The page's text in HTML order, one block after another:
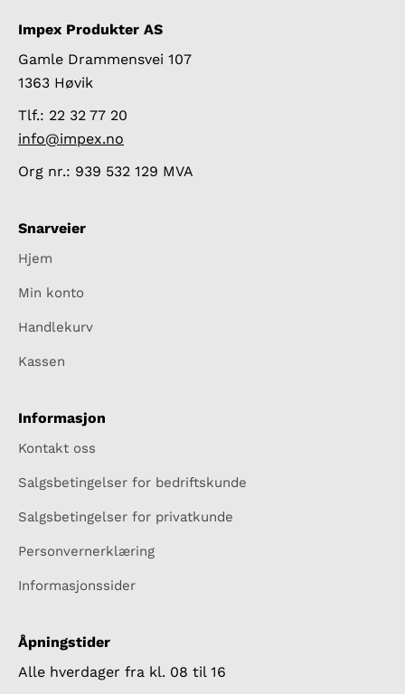
Impex Produkter AS
Gamle Drammensvei 107
1363 Høvik
Tlf.: 22 32 77 20
info@impex.no
Org nr.: 939 532 129 MVA
Snarveier
Hjem
Min konto
Handlekurv
Kassen
Informasjon
Kontakt oss
Salgsbetingelser for bedriftskunde
Salgsbetingelser for privatkunde
Personvernerklæring
Informasjonssider
Åpningstider
Alle hverdager fra kl. 08 til 16